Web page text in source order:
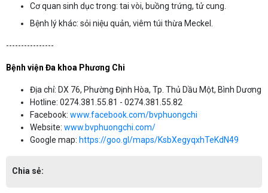
Cơ quan sinh dục trong: tai vòi, buồng trứng, tử cung.
Bệnh lý khác: sỏi niệu quản, viêm túi thừa Meckel.
----------------
Bệnh viện Đa khoa Phương Chi
Địa chỉ: DX 76, Phường Định Hòa, Tp. Thủ Dầu Một, Bình Dương
Hotline: 0274.381.55.81 - 0274.381.55.82
Facebook: www.facebook.com/bvphuongchi
Website: www.bvphuongchi.com/
Google map: https://goo.gl/maps/KsbXegyqxhTeKdN49
Chia sẻ: